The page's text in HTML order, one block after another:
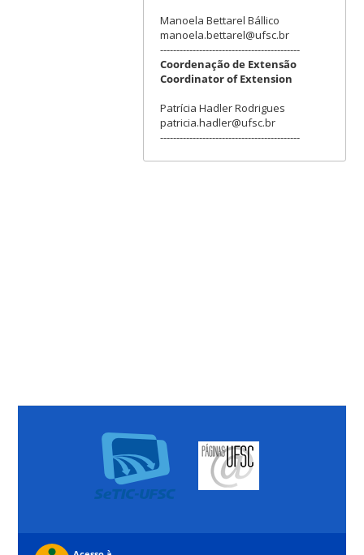
Manoela Bettarel Bállico
manoela.bettarel@ufsc.br
-------------------------------------------
Coordenação de Extensão
Coordinator of Extension
Patrícia Hadler Rodrigues
patricia.hadler@ufsc.br
-------------------------------------------